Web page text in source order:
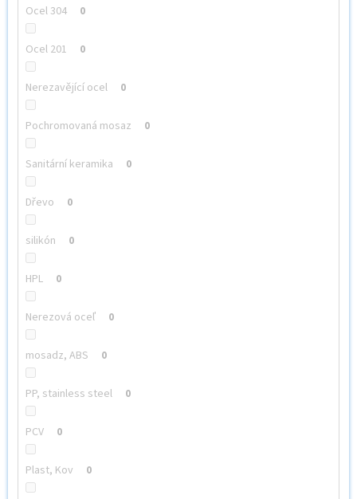
Ocel 304 0
Ocel 201 0
Nerezavějící ocel 0
Pochromovaná mosaz 0
Sanitární keramika 0
Dřevo 0
silikón 0
HPL 0
Nerezová oceľ 0
mosadz, ABS 0
PP, stainless steel 0
PCV 0
Plast, Kov 0